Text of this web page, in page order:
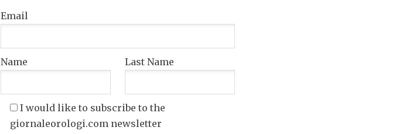
Email
Name Last Name
I would like to subscribe to the
giornaleorologi.com newsletter